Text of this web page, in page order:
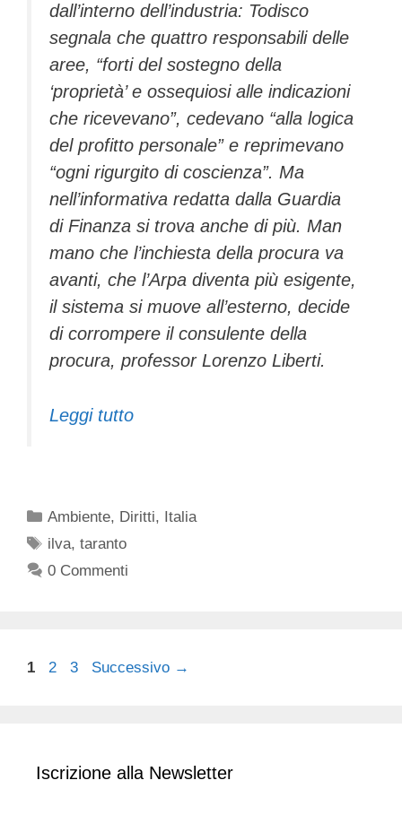
dall’interno dell’industria: Todisco
segnala che quattro responsabili delle
aree, “forti del sostegno della
‘proprietà’ e ossequiosi alle indicazioni
che ricevevano”, cedevano “alla logica
del profitto personale” e reprimevano
“ogni rigurgito di coscienza”. Ma
nell’informativa redatta dalla Guardia
di Finanza si trova anche di più. Man
mano che l’inchiesta della procura va
avanti, che l’Arpa diventa più esigente,
il sistema si muove all’esterno, decide
di corrompere il consulente della
procura, professor Lorenzo Liberti.
Leggi tutto
Categorie
Ambiente, Diritti, Italia
Tag
ilva,taranto
0 Commenti
Pagina
1 Pagina
2 Pagina
3 Successivo →
Iscrizione alla Newsletter